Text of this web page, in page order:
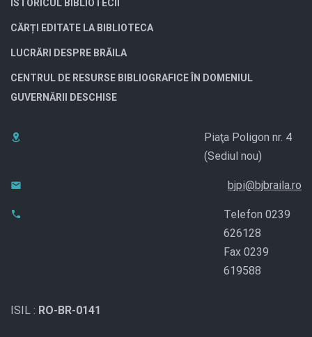
ISTORICUL BIBLIOTECII
CĂRȚI EDITATE LA BIBLIOTECA
LUCRĂRI DESPRE BRĂILA
CENTRUL DE RESURSE BIBLIOGRAFICE ÎN DOMENIUL
GUVERNĂRII DESCHISE
Piaţa Poligon nr. 4
(Sediul nou)
bjpi@bjbraila.ro
Telefon 0239
626128
Fax 0239
619588
ISIL : RO-BR-0141